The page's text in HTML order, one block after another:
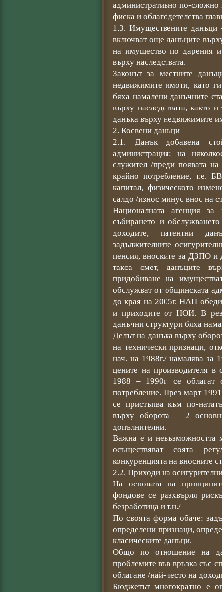
административно по-
фиска и облагодетелства
1.3. Имуществените
включват още данъците
на имущество по дарения
върху наследствата.
Законът за местните
недвижимите имоти, като
бяха намалени данъчните
върху наследствата, както
данъка върху недвижимите
2. Косвени данъци
2.1. Данък добавена
администрация: на
служител /преди появата
крайно потребление, т.е.
капитал, физическото
салдо /износ минус внос на
Националната агенция
събирането и
доходите, патентни
задължителните
пенсия, вноските за ДЗПО и
такса смет, данъците
придобиване на
обслужват от общинската
до края на 2005г. НАП
и приходите от НОИ. В
данъчни структури бяха
Делът на данъка върху
на технически признаци,
нач. на 1988г./ намалява за
цените на производителя
1988 – 1990г. се облагат
потребление. През март
се пристъпва към по-
върху оборота – 2
допълнителни.
Важна е и невъзможността
осъществяват соята
конкуренцията на вносните
2.2. Приходи на
На основата на
фондове се разхвърля
безработица и т.н./
По своята форма обаче:
определени признаци,
класическите данъци.
Общо по отношение на
проблемите във връзка със
облагане /най-често на
Бюджетът многократно е